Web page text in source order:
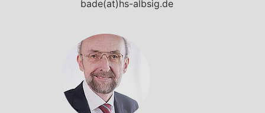
bade(at)hs-albsig.de